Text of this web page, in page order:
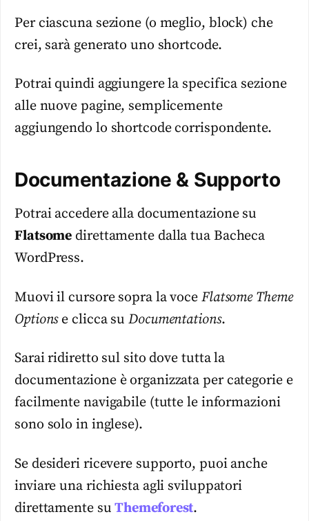
Per ciascuna sezione (o meglio, block) che
crei, sarà generato uno shortcode.
Potrai quindi aggiungere la specifica sezione
alle nuove pagine, semplicemente
aggiungendo lo shortcode corrispondente.
Documentazione & Supporto
Potrai accedere alla documentazione su
Flatsome direttamente dalla tua Bacheca
WordPress.
Muovi il cursore sopra la voce Flatsome Theme
Optionse clicca suDocumentations.
Sarai ridiretto sul sito dove tutta la
documentazione è organizzata per categorie e
facilmente navigabile (tutte le informazioni
sono solo in inglese).
Se desideri ricevere supporto, puoi anche
inviare una richiesta agli sviluppatori
direttamente suThemeforest.